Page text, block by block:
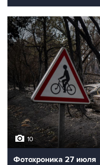
10
Фотохроника 27 июля